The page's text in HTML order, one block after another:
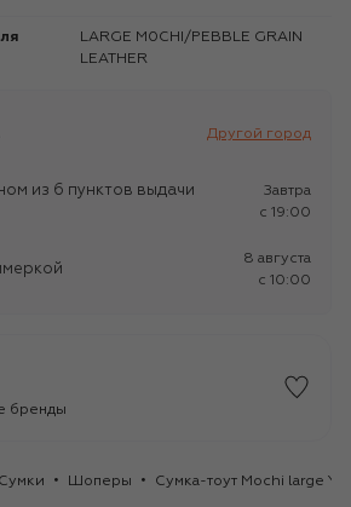
LARGE M0CHI/PEBBLE GRAIN
LEATHER
Другой город
из 6 пунктов выдачи
Завтра
c 19:00
8 августа
c 10:00
бренды
Сумки Шоперы Сумка-тоут Mochi large